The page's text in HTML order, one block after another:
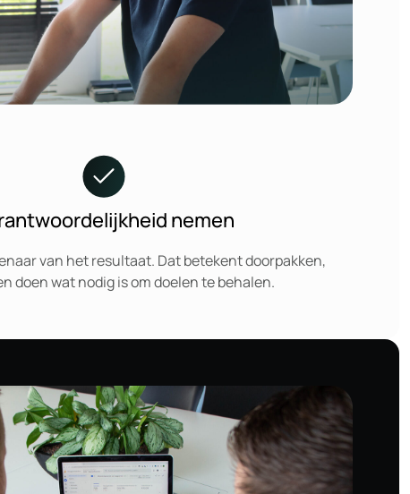
nemen
van het resultaat. Dat betekent doorpakken,
doen wat nodig is om doelen te behalen.